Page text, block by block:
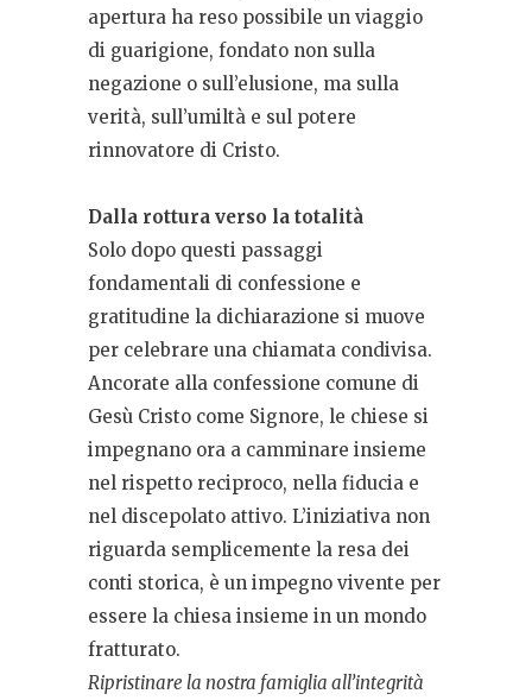
apertura ha reso possibile un viaggio
di guarigione, fondato non sulla
negazione o sull’elusione, ma sulla
verità, sull’umiltà e sul potere
rinnovatore di Cristo.
Dalla rottura verso la totalità
Solo dopo questi passaggi
fondamentali di confessione e
gratitudine la dichiarazione si muove
per celebrare una chiamata condivisa.
Ancorate alla confessione comune di
Gesù Cristo come Signore, le chiese si
impegnano ora a camminare insieme
nel rispetto reciproco, nella fiducia e
nel discepolato attivo. L’iniziativa non
riguarda semplicemente la resa dei
conti storica, è un impegno vivente per
essere la chiesa insieme in un mondo
fratturato.
Ripristinare la nostra famiglia all’integrità